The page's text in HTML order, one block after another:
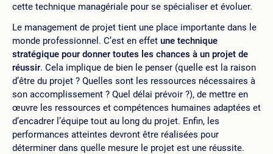
cette technique managériale pour se spécialiser et évoluer.
Le management de projet tient une place importante dans le
monde professionnel. C’est en effet une technique
stratégique pour donner toutes les chances à un projet de
réussir. Cela implique de bien le penser (quelle est la raison
d’être du projet ? Quelles sont les ressources nécessaires à
son accomplissement ? Quel délai prévoir ?), de mettre en
œuvre les ressources et compétences humaines adaptées et
d’encadrer l’équipe tout au long du projet. Enfin, les
performances atteintes devront être réalisées pour
déterminer dans quelle mesure le projet est une réussite.